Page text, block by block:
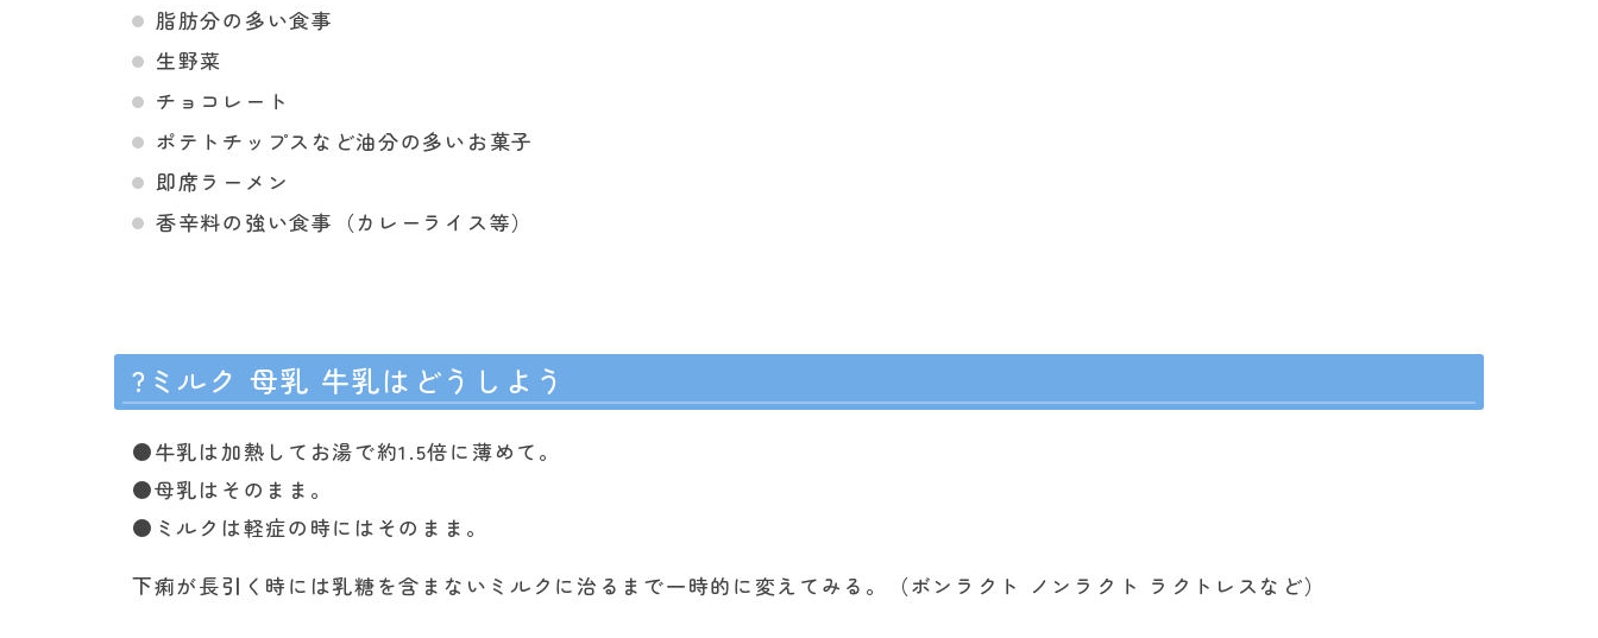
脂肪分の多い食事
生野菜
チョコレート
ポテトチップスなど油分の多いお菓子
即席ラーメン
香辛料の強い食事（カレーライス等）
?ミルク 母乳 牛乳はどうしよう
●牛乳は加熱してお湯で約1.5倍に薄めて。
●母乳はそのまま。
●ミルクは軽症の時にはそのまま。
下痢が長引く時には乳糖を含まないミルクに治るまで一時的に変えてみる。（ボンラクト ノンラクト ラクトレスなど）